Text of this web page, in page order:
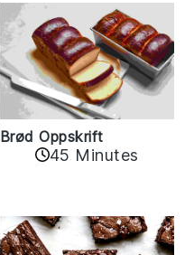
Brød Oppskrift
45 Minutes